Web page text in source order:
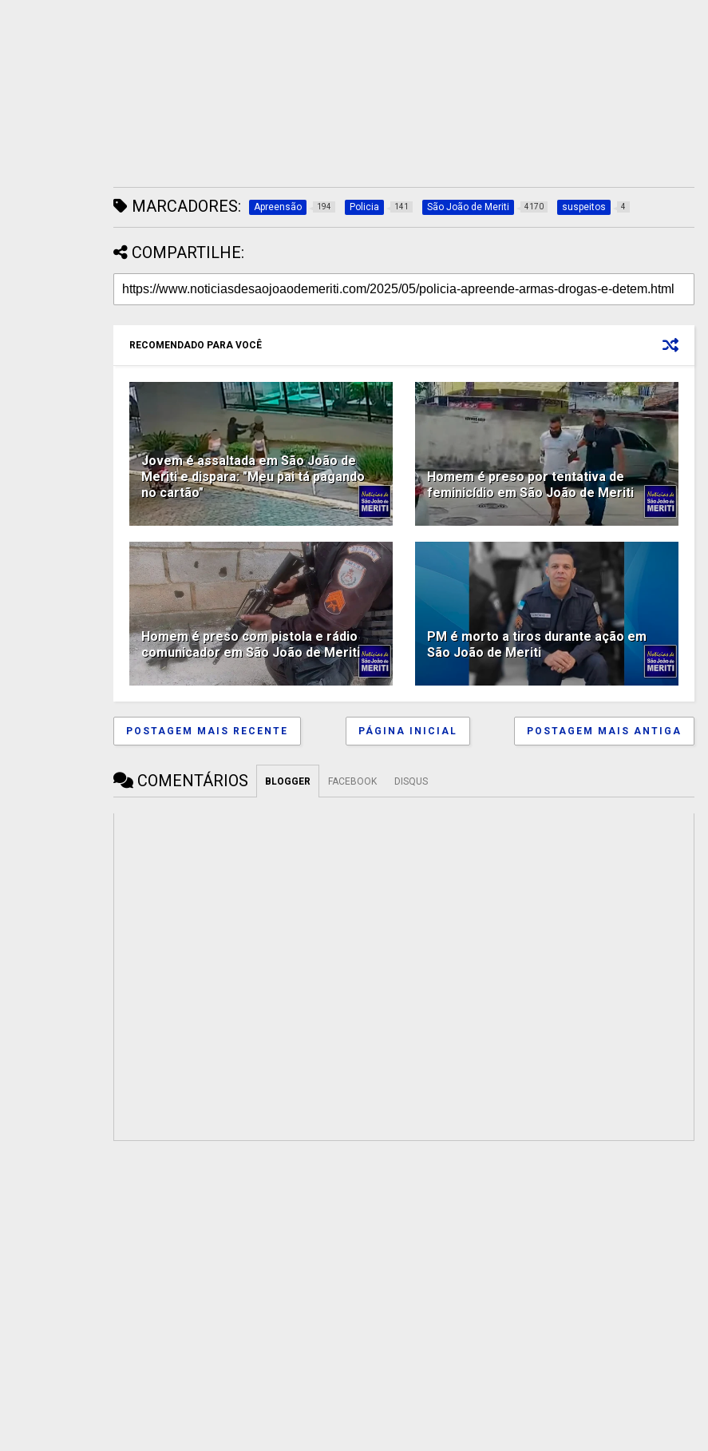
MARCADORES: Apreensão 194 Policia 141 São João de Meriti 4170 suspeitos 4
COMPARTILHE:
RECOMENDADO PARA VOCÊ
Jovem é assaltada em São João de
Meriti e dispara: "Meu pai tá pagando
no cartão"
Homem é preso por tentativa de
feminicídio em São João de Meriti
Homem é preso com pistola e rádio
comunicador em São João de Meriti
PM é morto a tiros durante ação em
São João de Meriti
POSTAGEM MAIS RECENTE POSTAGEM MAIS ANTIGA
PÁGINA INICIAL
COMENTÁRIOS BLOGGER FACEBOOK DISQUS